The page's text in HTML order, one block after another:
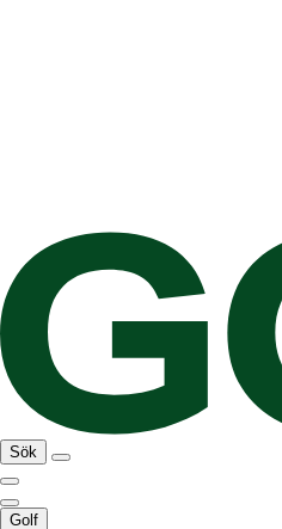
Sök
Golf